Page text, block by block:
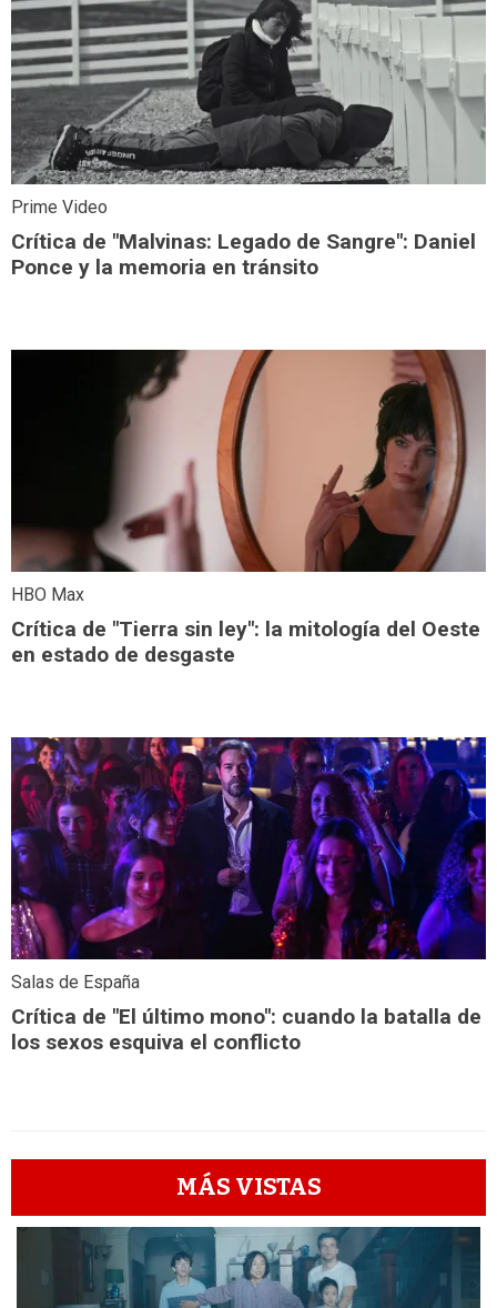
Prime Video
Crítica de "Malvinas: Legado de Sangre": Daniel
Ponce y la memoria en tránsito
HBO Max
Crítica de "Tierra sin ley": la mitología del Oeste
en estado de desgaste
Salas de España
Crítica de "El último mono": cuando la batalla de
los sexos esquiva el conflicto
MÁS VISTAS
1